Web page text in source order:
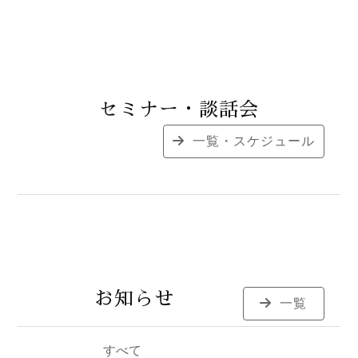
セミナー・談話会
一覧・スケジュール
お知らせ 一覧
すべて